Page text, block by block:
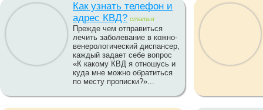
Как узнать телефон и
адрес КВД? статья
Прежде чем отправиться
лечить заболевание в кожно-
венерологический диспансер,
каждый задает себе вопрос
«К какому КВД я отношусь и
куда мне можно обратиться
по месту прописки?»...